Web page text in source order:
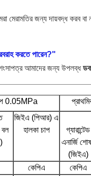
মেরামতির জন্য দায়বদ্ধ করব বা
করতে পারেন?"
আমাদের জন্য উপলব্ধডক
0.05MPa
বল
জিইএ (পিআর) এ
হালকা চাপ
গ্যারান্টেড
এনার্জি
(জিইএ)
কেপিএ কেপিএ